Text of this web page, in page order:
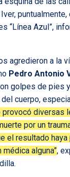
“Línea Azul”,
agredieron a la
Pedro Antonio
golpes de pies
cuerpo,
provocó diversas
por un
el resultado
médica alguna”,